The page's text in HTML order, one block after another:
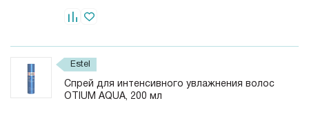
Estel
Спрей для интенсивного увлажнения волос
OTIUM AQUA, 200 мл